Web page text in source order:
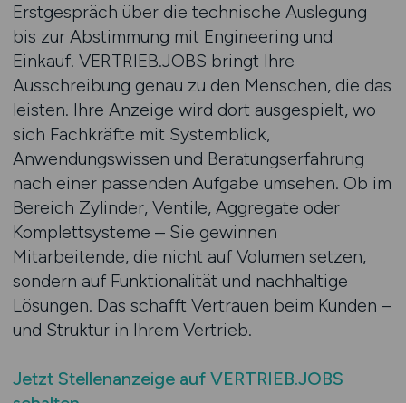
Erstgespräch über die technische Auslegung
bis zur Abstimmung mit Engineering und
Einkauf. VERTRIEB.JOBS bringt Ihre
Ausschreibung genau zu den Menschen, die das
leisten. Ihre Anzeige wird dort ausgespielt, wo
sich Fachkräfte mit Systemblick,
Anwendungswissen und Beratungserfahrung
nach einer passenden Aufgabe umsehen. Ob im
Bereich Zylinder, Ventile, Aggregate oder
Komplettsysteme – Sie gewinnen
Mitarbeitende, die nicht auf Volumen setzen,
sondern auf Funktionalität und nachhaltige
Lösungen. Das schafft Vertrauen beim Kunden –
und Struktur in Ihrem Vertrieb.
Jetzt Stellenanzeige auf VERTRIEB.JOBS